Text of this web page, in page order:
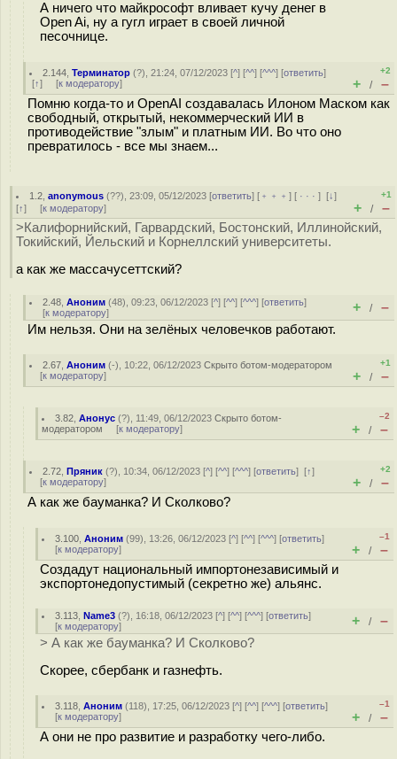
А ничего что майкрософт вливает кучу денег в
Open Ai, ну а гугл играет в своей личной
песочнице.
2.144 ,Терминатор (?), 21:24, 07/12/2023 [^] [^^] [^^^] [ответить]
[↑] [к модератору]
+2
+ / –
Помню когда-то и OpenAI создавалась Илоном Маском как
свободный, открытый, некоммерческий ИИ в
противодействие "злым" и платным ИИ. Во что оно
превратилось - все мы знаем...
1.2 ,anonymous (??), 23:09, 05/12/2023 [ответить] [ ﹢﹢﹢] [ · · ·][↓]
[↑] [к модератору]
+1
+ / –
>Калифорнийский, Гарвардский, Бостонский, Иллинойский,
Токийский, Йельский и Корнеллский университеты.
а как же массачусеттский?
2.48 ,Аноним (48), 09:23, 06/12/2023 [^] [^^] [^^^] [ответить]
[к модератору] + / –
Им нельзя. Они на зелёных человечков работают.
2.67 ,Аноним (-), 10:22, 06/12/2023Скрыто ботом-модератором
[к модератору]
+1
+ / –
3.82 ,Анонус (?), 11:49, 06/12/2023Скрыто ботом-
модератором [к модератору]
–2
+ / –
2.72 ,Пряник (?), 10:34, 06/12/2023 [^] [^^] [^^^] [ответить][↑]
[к модератору]
+2
+ / –
А как же бауманка? И Сколково?
3.100 ,Аноним (99), 13:26, 06/12/2023 [^] [^^] [^^^] [ответить]
[к модератору]
–1
+ / –
Создадут национальный импортонезависимый и
экспортонедопустимый (секретно же) альянс.
3.113 ,Name3 (?), 16:18, 06/12/2023 [^] [^^] [^^^] [ответить]
[к модератору] + / –
> А как же бауманка? И Сколково?
Скорее, сбербанк и газнефть.
3.118 ,Аноним (118), 17:25, 06/12/2023 [^] [^^] [^^^] [ответить]
[к модератору]
–1
+ / –
А они не про развитие и разработку чего-либо.